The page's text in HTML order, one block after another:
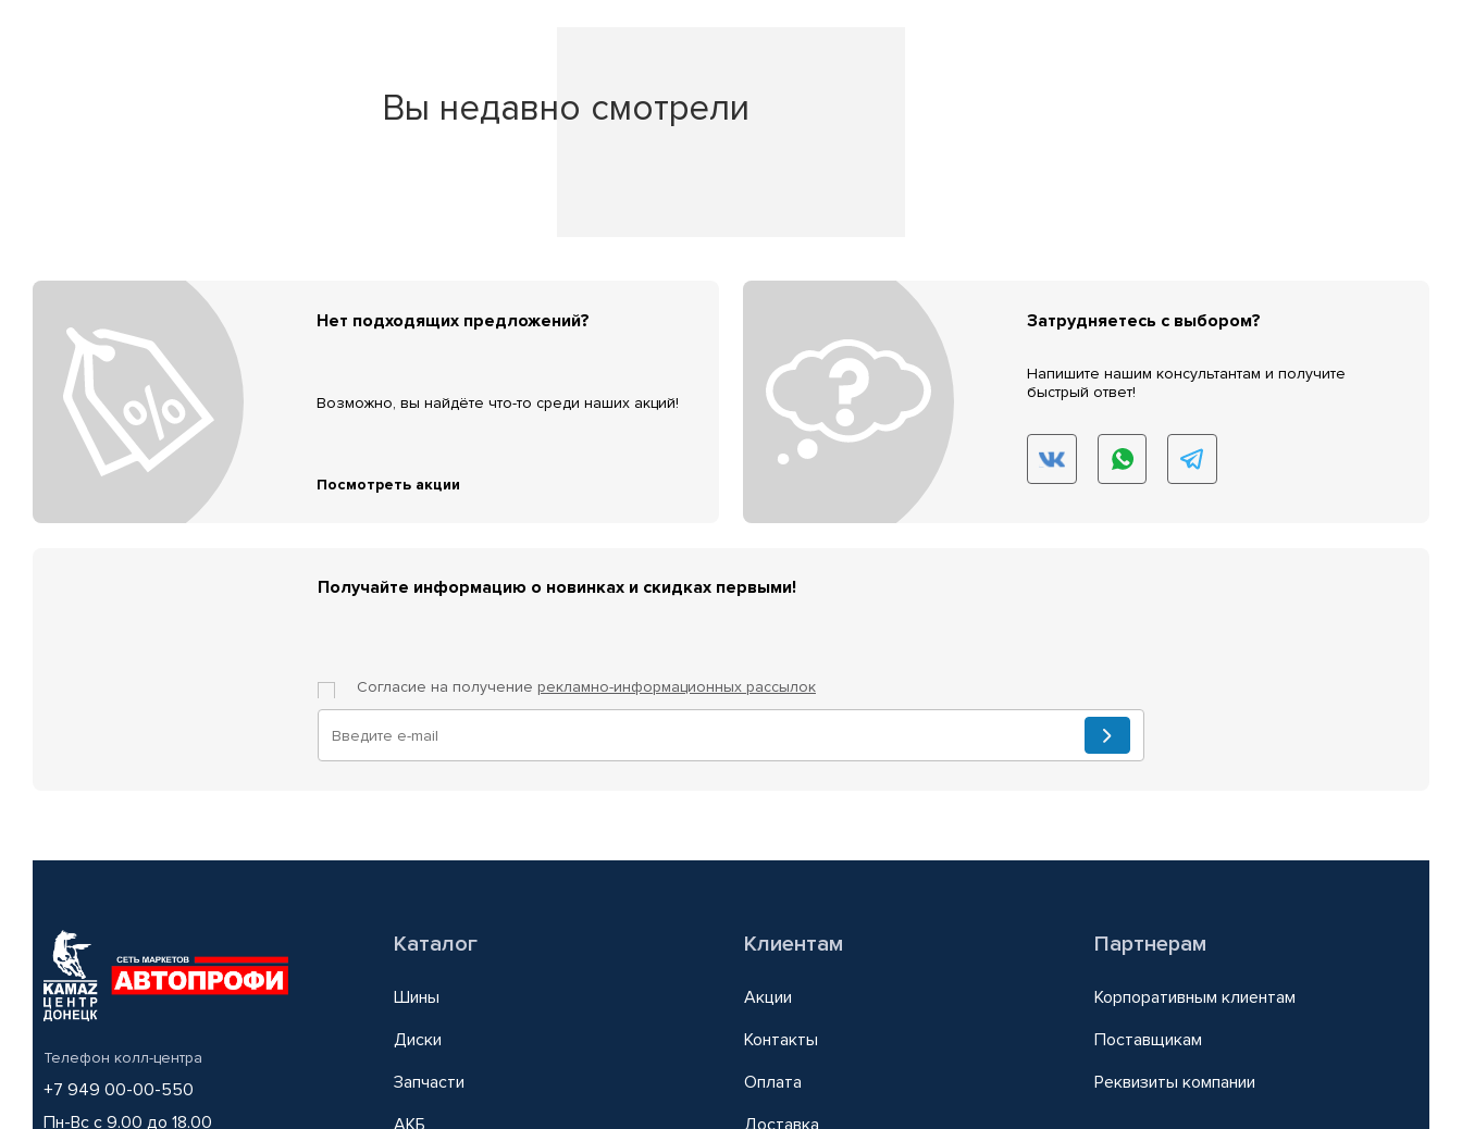
Вы недавно смотрели
Нет подходящих предложений?
Возможно, вы найдёте что-то среди наших акций!
Посмотреть акции
Затрудняетесь с выбором?
Напишите нашим консультантам и получите
быстрый ответ!
Получайте информацию о новинках и скидках первыми!
Согласие на получение рекламно-информационных рассылок
Телефон колл-центра
+7 949 00-00-550
Пн-Вс с 9.00 до 18.00
Каталог
Шины
Диски
Запчасти
АКБ
Клиентам
Акции
Контакты
Оплата
Доставка
Партнерам
Корпоративным клиентам
Поставщикам
Реквизиты компании